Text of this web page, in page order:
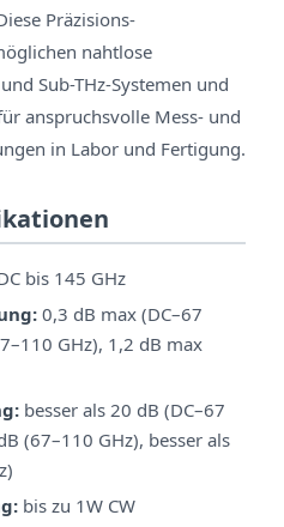
Präzisions-
nahtlose
Sub-THz-Systemen und
anspruchsvolle Mess- und
in Labor und Fertigung.
bis 145 GHz
0,3 dB max (DC–67
GHz), 1,2 dB max
besser als 20 dB (DC–67
(67–110 GHz), besser als
bis zu 1W CW